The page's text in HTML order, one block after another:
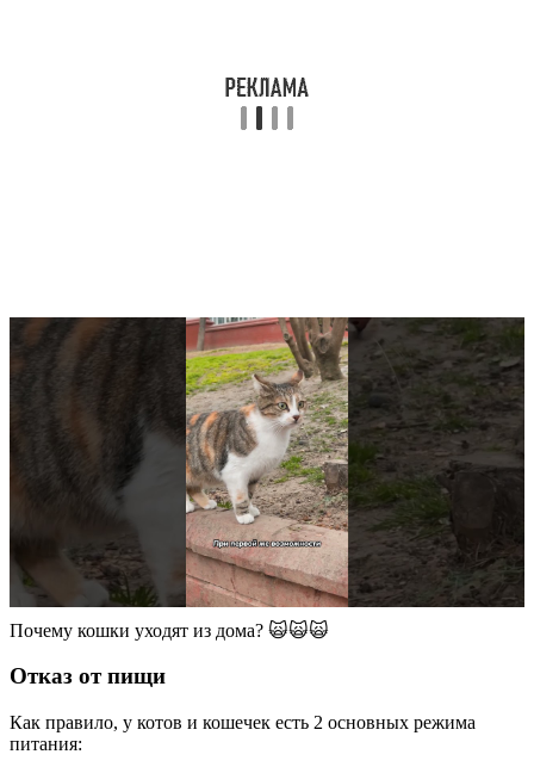
Почему кошки уходят из дома? 🙀🙀🙀
Отказ от пищи
Как правило, у котов и кошечек есть 2 основных режима
питания: